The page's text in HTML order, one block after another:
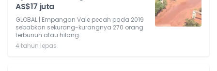
AS$17 juta
GLOBAL | Empangan Vale pecah pada 2019
sebabkan sekurang-kurangnya 270 orang
terbunuh atau hilang.
4 tahun lepas